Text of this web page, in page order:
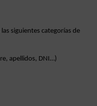
siguientes categorías de
apellidos, DNI…)